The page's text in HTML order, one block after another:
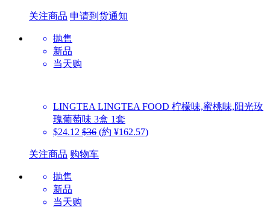
关注商品 申请到货通知
抛售
新品
当天购
LINGTEA LINGTEA FOOD 柠檬味,蜜桃味,阳光玫
瑰葡萄味 3盒 1套
$24.12 $36 (約 ¥162.57)
关注商品 购物车
抛售
新品
当天购